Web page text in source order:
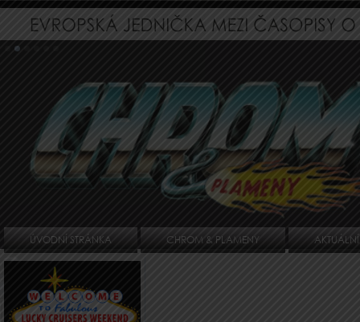
ÚVODNÍ STRÁNKA CHROM & PLAMENY